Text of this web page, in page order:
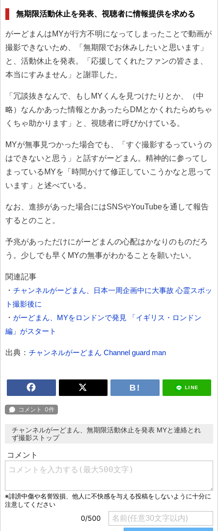
無期限活動休止を発表、視聴者に情報提供を求める
がーどまんはMYが行方不明になってしまったことで動画が
撮影できないため、「無期限でお休みしたいと思います」
と、活動休止を発表。「応援してくれたファンの皆さま、
本当にすみません」と謝罪した。
「冗談抜きなんで、もしMYくんを見つけたりとか、（中
略）なんかあった情報とかあったらDMとかくれたらめちゃ
くちゃ助かります」と、視聴者に呼びかけている。
MYが無事見つかった場合でも、「すぐ撮影するっていうの
はできないと思う」と話すがーどまん。精神的に参ってし
まっているMYを「時間かけて修正していこうかなと思って
います」と述べている。
なお、進捗があった場合にはSNSやYouTubeを通して報告
するとのこと。
予兆があっただけにがーどまんの心配はかなりのものだろ
う。少しでも早くMYの無事がわかることを願いたい。
関連記事
・ チャンネルがーどまん、日本一周企画中に大事故 心霊スポッ
ト撮影後に
・ がーどまん、MYをロンドンで発見 「イギリス・ロンドン
編」がスタート
出典： チャンネルがーどまん Channel guard man
LINE
チャンネルがーどまん、無期限活動休止を発表 MYと連絡とれ
ず撮影ストップ